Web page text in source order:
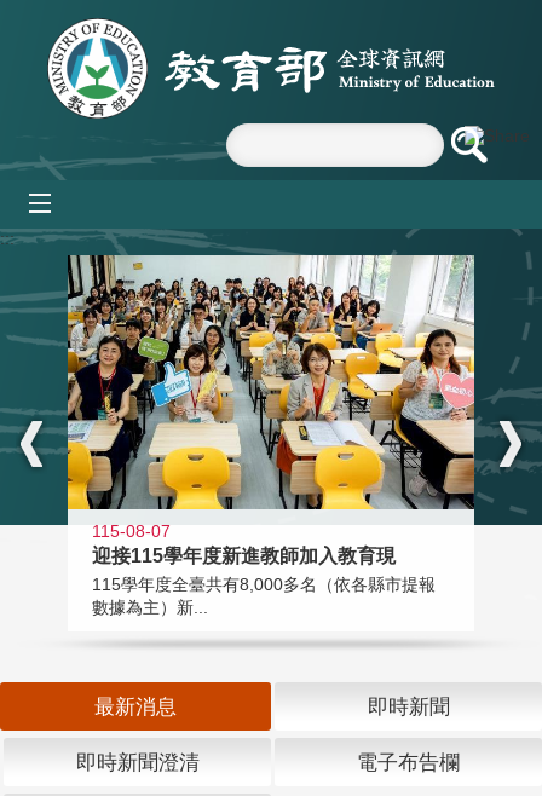
跳到主要內容區塊
:::
115-08-07
迎接115學年度新進教師加入教育現
115學年度全臺共有8,000多名（依各縣市提報
數據為主）新...
最新消息 即時新聞
即時新聞澄清 電子布告欄